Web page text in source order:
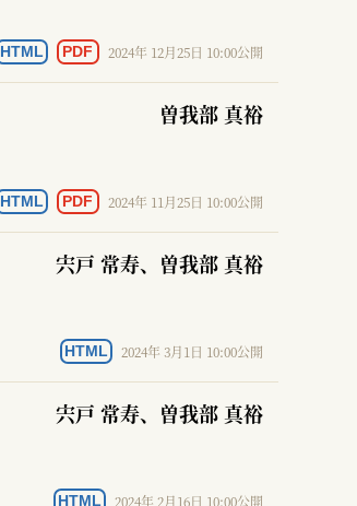
HTML PDF 2024年 12月25日 10:00公開
曽我部 真裕
HTML PDF 2024年 11月25日 10:00公開
宍戸 常寿、曽我部 真裕
HTML 2024年 3月1日 10:00公開
宍戸 常寿、曽我部 真裕
HTML 2024年 2月16日 10:00公開